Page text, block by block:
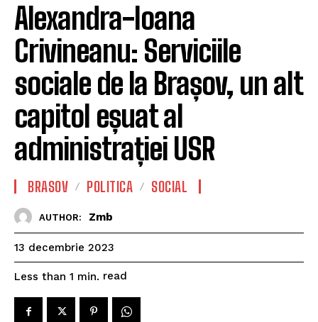
Alexandra-Ioana
Crivineanu: Serviciile
sociale de la Brașov, un alt
capitol eșuat al
administrației USR
BRASOV POLITICA SOCIAL
AUTHOR: Zmb
13 decembrie 2023
Less than 1 min. read